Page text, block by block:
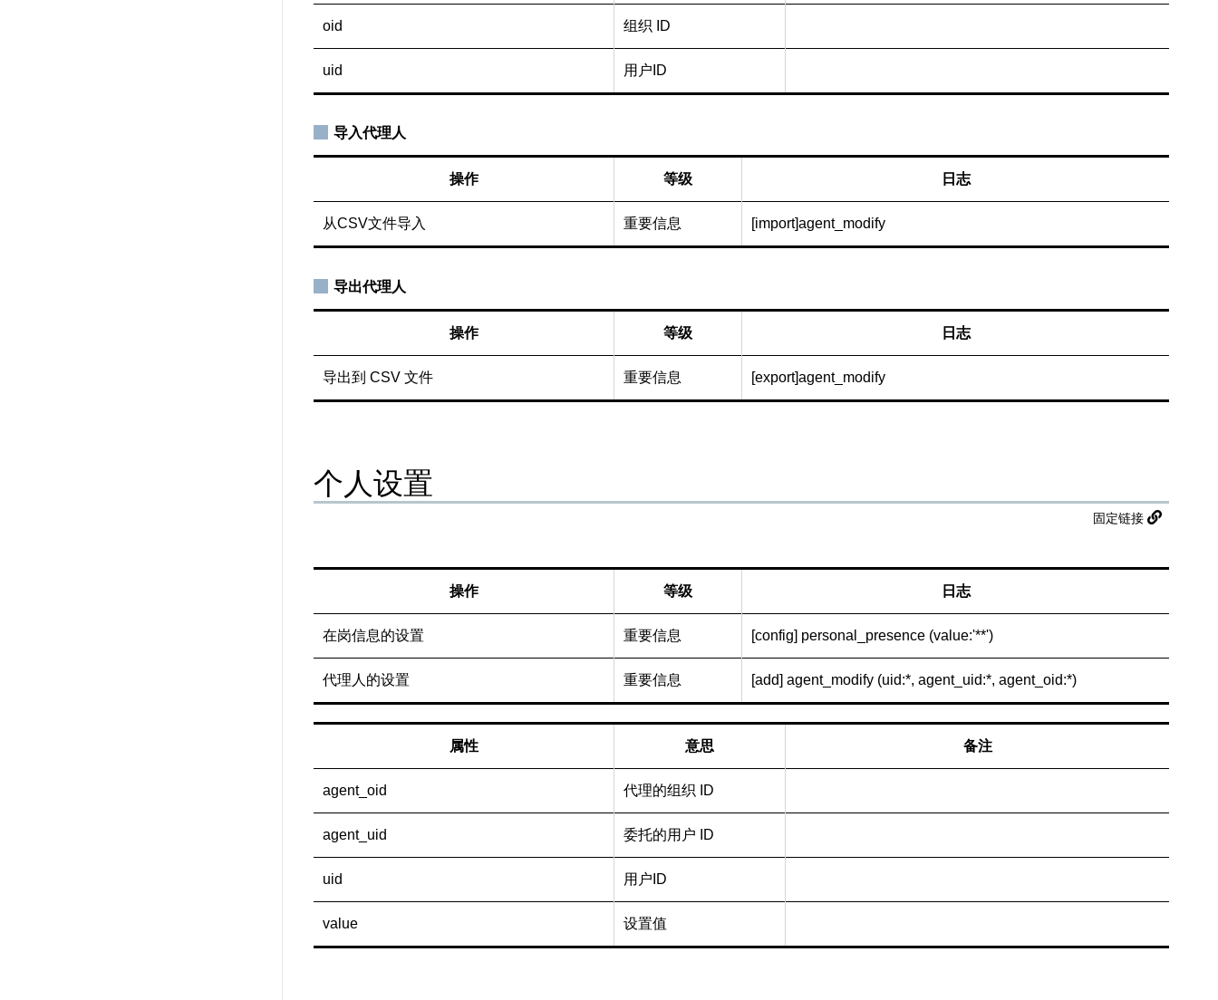
oid 组织 ID
uid 用户ID
导入代理人
操作 等级 日志
从CSV文件导入 重要信息 [import]agent_modify
导出代理人
操作 等级 日志
导出到 CSV 文件 重要信息 [export]agent_modify
个人设置
固定链接
操作 等级 日志
在岗信息的设置 重要信息 [config] personal_presence (value:'**')
代理人的设置 重要信息 [add] agent_modify (uid:*, agent_uid:*, agent_oid:*)
属性 意思 备注
agent_oid 代理的组织 ID
agent_uid 委托的用户 ID
uid 用户ID
value 设置值